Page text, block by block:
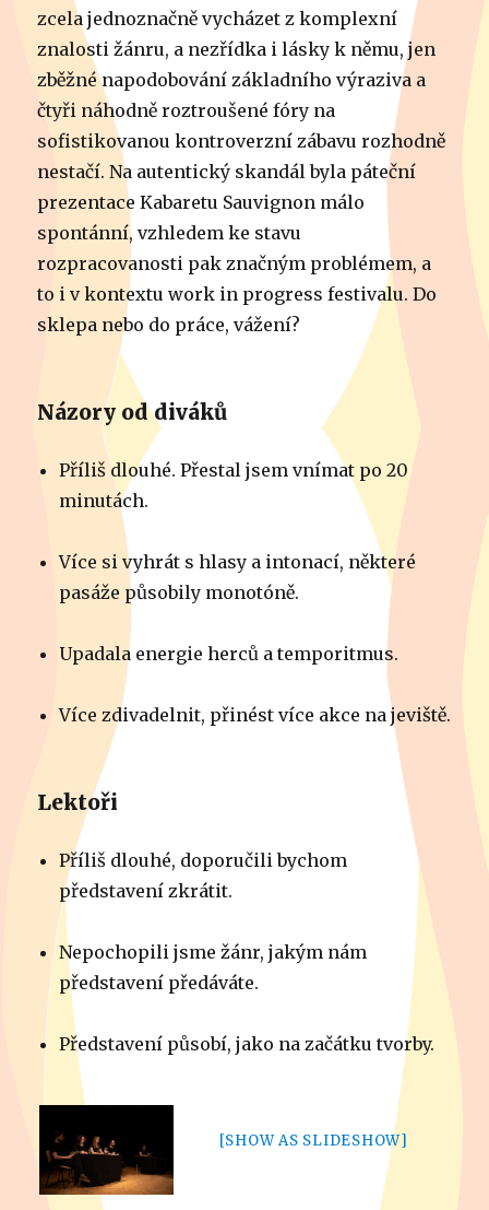
zcela jednoznačně vycházet z komplexní
znalosti žánru, a nezřídka i lásky k němu, jen
zběžné napodobování základního výraziva a
čtyři náhodně roztroušené fóry na
sofistikovanou kontroverzní zábavu rozhodně
nestačí. Na autentický skandál byla páteční
prezentace Kabaretu Sauvignon málo
spontánní, vzhledem ke stavu
rozpracovanosti pak značným problémem, a
to i v kontextu work in progress festivalu. Do
sklepa nebo do práce, vážení?
Názory od diváků
Příliš dlouhé. Přestal jsem vnímat po 20
minutách.
Více si vyhrát s hlasy a intonací, některé
pasáže působily monotóně.
Upadala energie herců a temporitmus.
Více zdivadelnit, přinést více akce na jeviště.
Lektoři
Příliš dlouhé, doporučili bychom
představení zkrátit.
Nepochopili jsme žánr, jakým nám
představení předáváte.
Představení působí, jako na začátku tvorby.
[SHOW AS SLIDESHOW]